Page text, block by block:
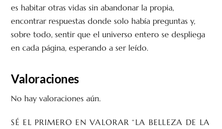
es habitar otras vidas sin abandonar la propia,
encontrar respuestas donde solo había preguntas y,
sobre todo, sentir que el universo entero se despliega
en cada página, esperando a ser leído.
Valoraciones
No hay valoraciones aún.
SÉ EL PRIMERO EN VALORAR “LA BELLEZA DE LA